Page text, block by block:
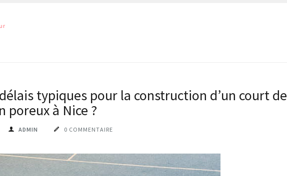
typiques pour la construction d’un court de
poreux à Nice ?
ADMIN 0 COMMENTAIRE